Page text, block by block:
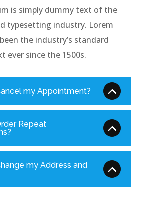
is simply dummy text of the
typesetting industry. Lorem
the industry’s standard
ever since the 1500s.
my Appointment?
Repeat
my Address and